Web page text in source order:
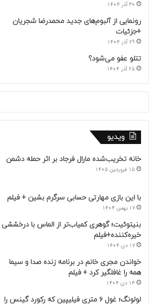
30 آذر 1404
رونمایی از آلبوم‌های جدید محمدرضا شجریان
+جزئیات
29 آذر 1404
تتلو عفو می‌شود؟
25 آذر 1404
ویدیو
خانه تخریب‌شده مارال فرجاد بر اثر حمله دشمن
15 فروردین 1405
با این بازی مهارتی حسابی سرگرم بشین + فیلم
17 بهمن 1404
بنیتوئیت؛ گوهری کمیاب‌تر از الماس با درخششی
خیره‌کننده+فیلم
17 دی 1404
خواندن مجری خانم در برنامه زنده صدا و سیما
همه را غافلگیر کرد + فیلم
14 دی 1404
لولونگ؛ غول ۶ متری فیلیپین که رکورد گینس را